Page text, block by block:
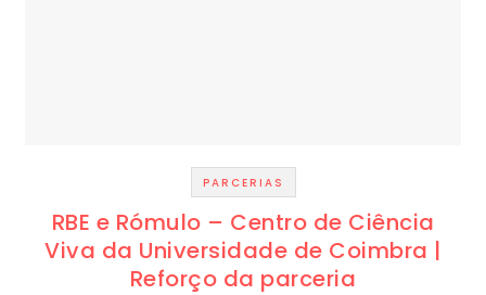
PARCERIAS
RBE e Rómulo – Centro de Ciência
Viva da Universidade de Coimbra |
Reforço da parceria